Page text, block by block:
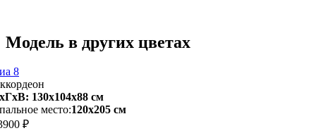
Модель в других цветах
8
130х104x88 см
место:120х205 см
₽